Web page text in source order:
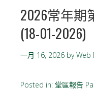
2026常年期
(18-01-2026)
一月 16, 2026 byWeb
Posted in: 堂區報告